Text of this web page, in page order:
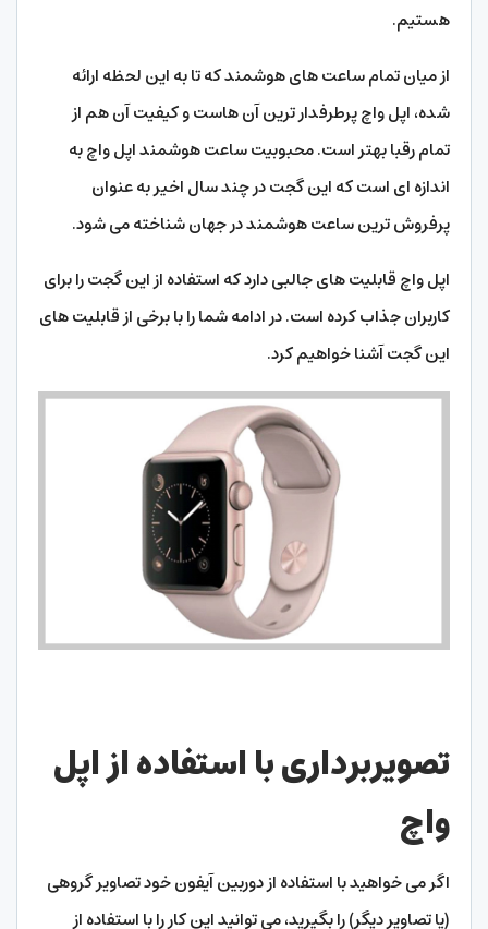
هستیم.
از میان تمام ساعت های هوشمند که تا به این لحظه ارائه
شده، اپل واچ پرطرفدار ترین آن هاست و کیفیت آن هم از
تمام رقبا بهتر است. محبوبیت ساعت هوشمند اپل واچ به
اندازه ای است که این گجت در چند سال اخیر به عنوان
پرفروش ترین ساعت هوشمند در جهان شناخته می شود.
اپل واچ قابلیت های جالبی دارد که استفاده از این گجت را برای
کاربران جذاب کرده است. در ادامه شما را با برخی از قابلیت های
این گجت آشنا خواهیم کرد.
تصویربرداری با استفاده از اپل
واچ
اگر می خواهید با استفاده از دوربین آیفون خود تصاویر گروهی
(یا تصاویر دیگر) را بگیرید، می توانید این کار را با استفاده از